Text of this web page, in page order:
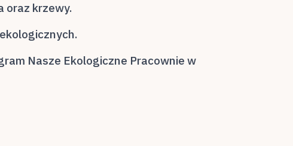
oraz krzewy.
Nasze Ekologiczne Pracownie w